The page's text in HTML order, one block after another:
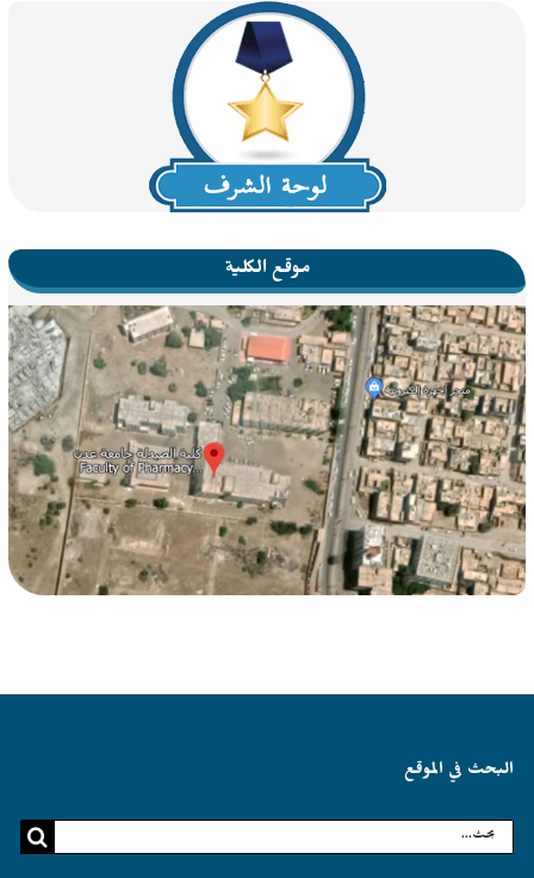
موقع الكلية
البحث في الموقع
البحث